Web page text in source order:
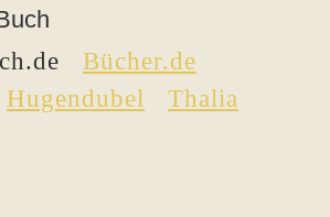
Bücher.de
Hugendubel Thalia